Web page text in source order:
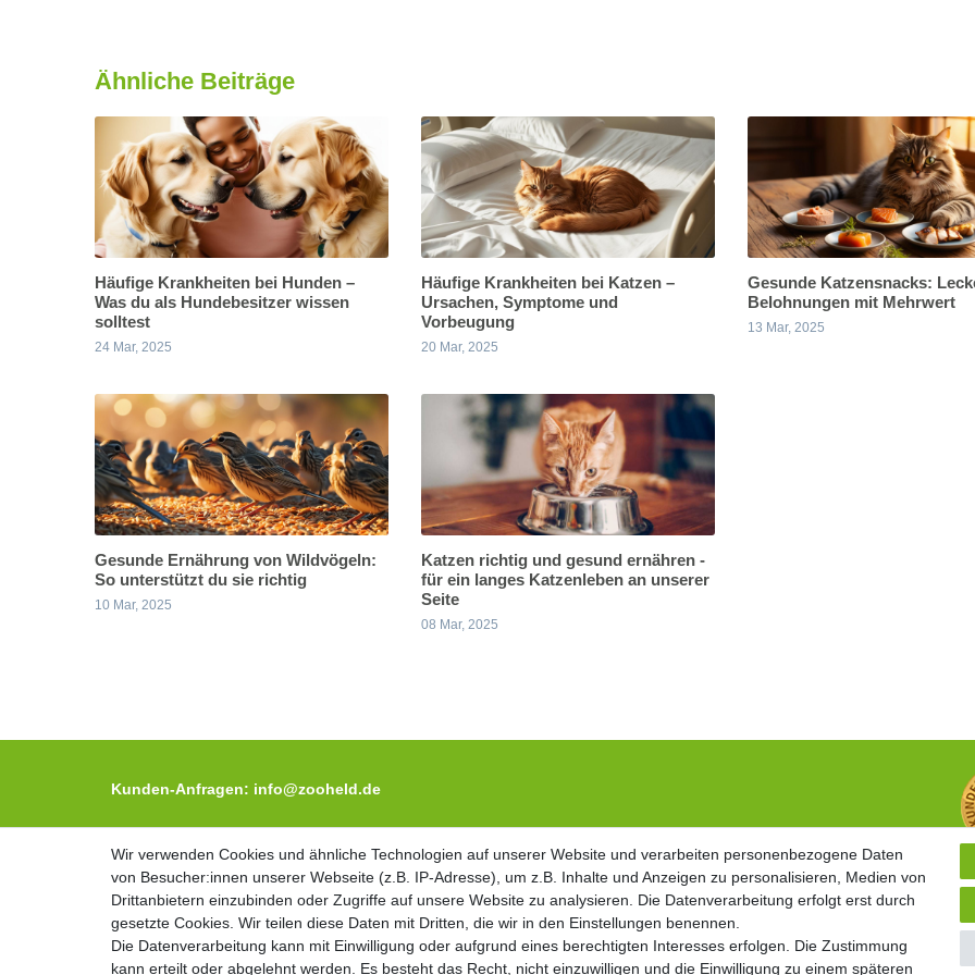
Ähnliche Beiträge
Häufige Krankheiten bei Hunden –
Was du als Hundebesitzer wissen
solltest
24 Mar, 2025
Häufige Krankheiten bei Katzen –
Ursachen, Symptome und
Vorbeugung
20 Mar, 2025
Gesunde Katzensnacks:
Belohnungen mit Mehrwert
13 Mar, 2025
Gesunde Ernährung von Wildvögeln:
So unterstützt du sie richtig
10 Mar, 2025
Katzen richtig und gesund ernähren -
für ein langes Katzenleben an unserer
Seite
08 Mar, 2025
Kunden-Anfragen: info@zooheld.de
Über uns
Zahlung und Versand
Retouren
Zooheld Blog
Widerrufsrecht
Vertrag widerrufen
Geschäftsbedingungen
Datenschutzerklärung
Kontakt
Impressum
Wir verwenden Cookies und ähnliche Technologien auf unserer Website und verarbeiten personenbezogene Daten
von Besucher:innen unserer Webseite (z.B. IP-Adresse), um z.B. Inhalte und Anzeigen zu personalisieren, Medien von
Drittanbietern einzubinden oder Zugriffe auf unsere Website zu analysieren. Die Datenverarbeitung erfolgt erst durch
gesetzte Cookies. Wir teilen diese Daten mit Dritten, die wir in den Einstellungen benennen.
Die Datenverarbeitung kann mit Einwilligung oder aufgrund eines berechtigten Interesses erfolgen. Die Zustimmung
kann erteilt oder abgelehnt werden. Es besteht das Recht, nicht einzuwilligen und die Einwilligung zu einem späteren
Wir verwenden Cookies und ähnliche Technologien auf unserer Website und verarbeiten personenbezogene Daten
von Besucher:innen unserer Webseite (z.B. IP-Adresse), um z.B. Inhalte und Anzeigen zu personalisieren, Medien von
Drittanbietern einzubinden oder Zugriffe auf unsere Website zu analysieren. Die Datenverarbeitung erfolgt erst durch
gesetzte Cookies. Wir teilen diese Daten mit Dritten, die wir in den Einstellungen benennen.
Die Datenverarbeitung kann mit Einwilligung oder aufgrund eines berechtigten Interesses erfolgen. Die Zustimmung
kann erteilt oder abgelehnt werden. Es besteht das Recht, nicht einzuwilligen und die Einwilligung zu einem späteren